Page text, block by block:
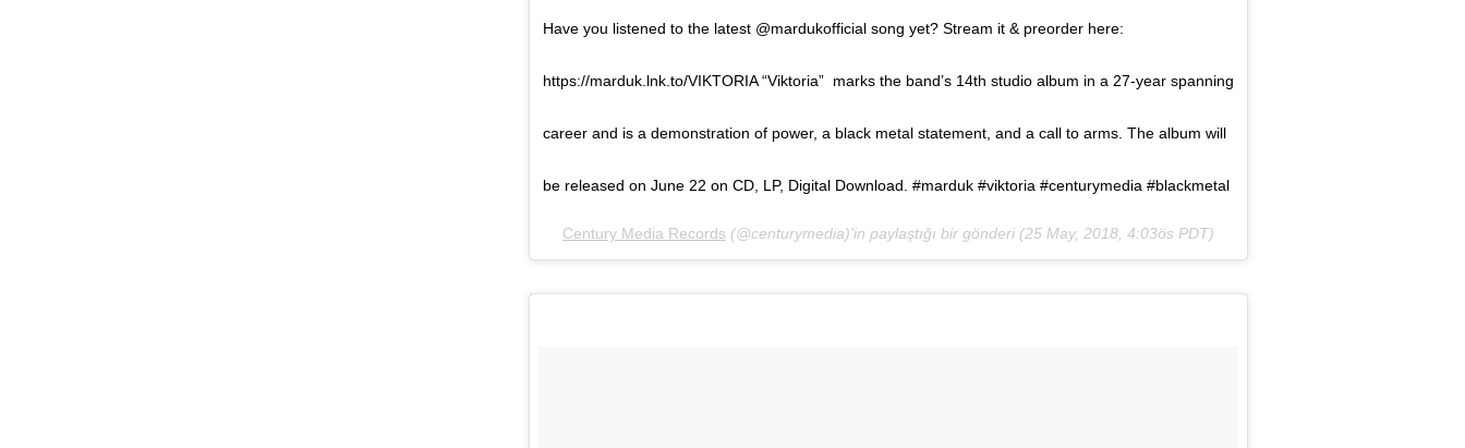
Have you listened to the latest @mardukofficial song yet? Stream it & preorder here:
https://marduk.lnk.to/VIKTORIA “Viktoria” marks the band’s 14th studio album in a 27-year spanning
career and is a demonstration of power, a black metal statement, and a call to arms. The album will
be released on June 22 on CD, LP, Digital Download. #marduk #viktoria #centurymedia #blackmetal
Century Media Records (@centurymedia)’in paylaştığı bir gönderi (25 May, 2018, 4:03ös PDT)